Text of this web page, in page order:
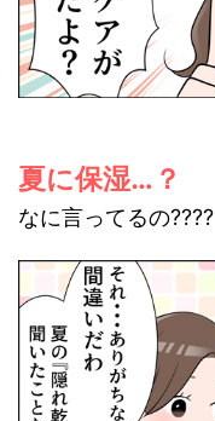
夏に保湿…？
なに言ってるの????